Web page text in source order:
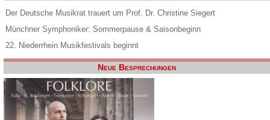
Der Deutsche Musikrat trauert um Prof. Dr. Christine Siegert
Münchner Symphoniker: Sommerpause & Saisonbeginn
22. Niederrhein Musikfestivals beginnt
Neue Besprechungen